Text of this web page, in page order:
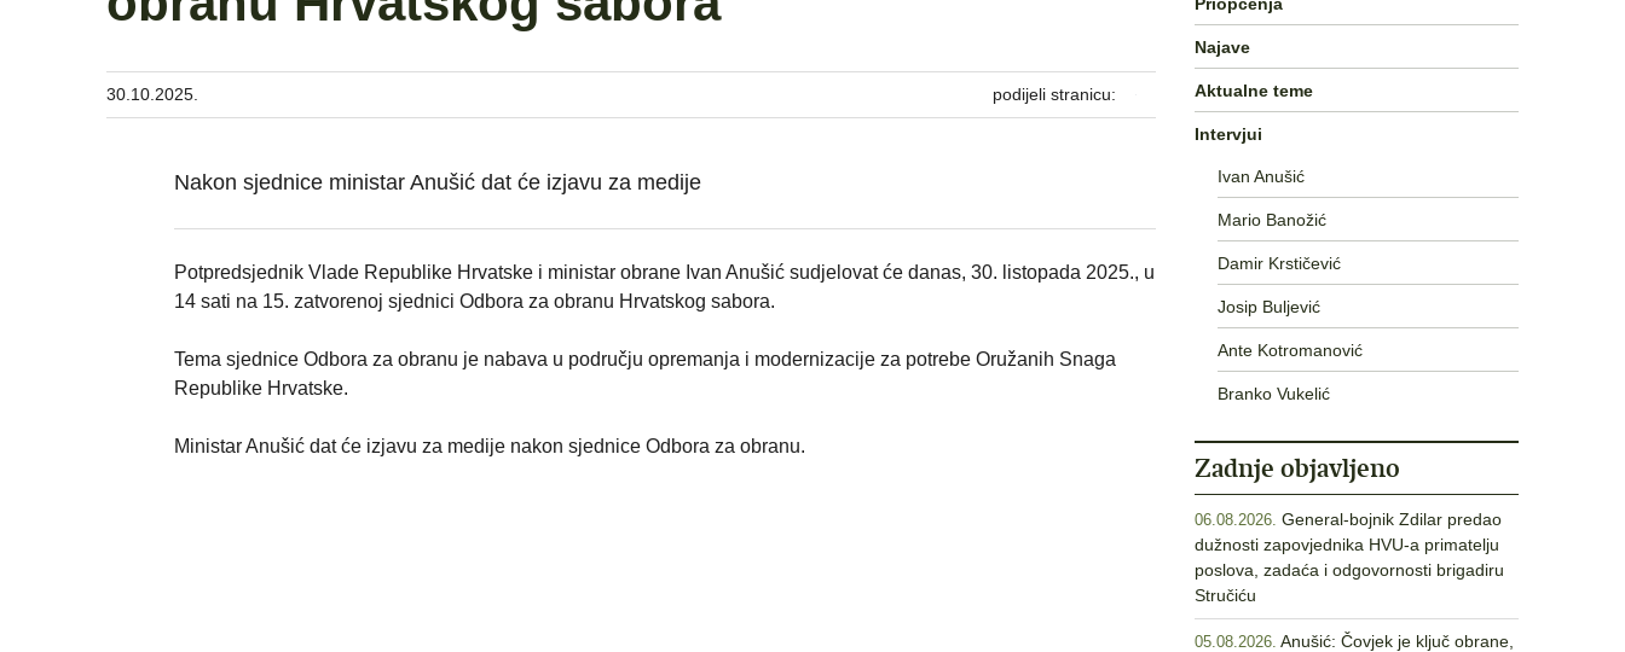
30.10.2025. podijeli stranicu:
Nakon sjednice ministar Anušić dat će izjavu za medije
Potpredsjednik Vlade Republike Hrvatske i ministar obrane Ivan Anušić sudjelovat će danas, 30. listopada 2025., u
14 sati na 15. zatvorenoj sjednici Odbora za obranu Hrvatskog sabora.
Tema sjednice Odbora za obranu je nabava u području opremanja i modernizacije za potrebe Oružanih Snaga
Republike Hrvatske.
Ministar Anušić dat će izjavu za medije nakon sjednice Odbora za obranu.
Najave
Aktualne teme
Intervjui
Ivan Anušić
Mario Banožić
Damir Krstičević
Josip Buljević
Ante Kotromanović
Branko Vukelić
Zadnje objavljeno
06.08.2026. General-bojnik Zdilar predao
dužnosti zapovjednika HVU-a primatelju
poslova, zadaća i odgovornosti brigadiru
Stručiću
05.08.2026. Anušić: Čovjek je ključ obrane,